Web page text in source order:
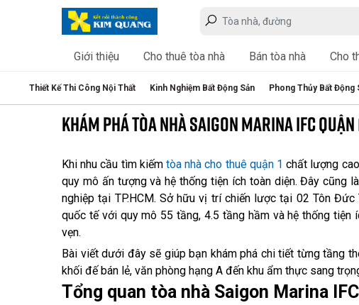
Giới thiệu Cho thuê tòa nhà Bán tòa nhà Cho
Thiết Kế Thi Công Nội Thất Kinh Nghiệm Bất Động Sản Phong Thủy Bất Động
KHÁM PHÁ TÒA NHÀ SAIGON MARINA IFC QUẬN
Khi nhu cầu tìm kiếm tòa nhà cho thuê quận 1 chất lượng
quy mô ấn tượng và hệ thống tiện ích toàn diện. Đây cũng
nghiệp tại TP.HCM. Sở hữu vị trí chiến lược tại 02 Tôn
quốc tế với quy mô 55 tầng, 4.5 tầng hầm và hệ thống
vẹn.
Bài viết dưới đây sẽ giúp bạn khám phá chi tiết từng tầng
khối đế bán lẻ, văn phòng hạng A đến khu ẩm thực sang
Tổng quan tòa nhà Saigon Marina IFC